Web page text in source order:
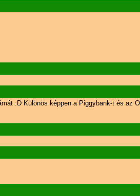
:D Különös képpen a Piggybank-t és az